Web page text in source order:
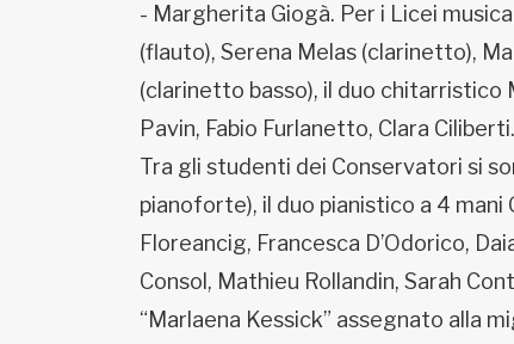
- Margherita Giogà. Per i Licei
(flauto), Serena Melas (clarinetto),
(clarinetto basso), il duo chitarristico
Pavin, Fabio Furlanetto, Clara Ciliberti.
Tra gli studenti dei Conservatori si
pianoforte), il duo pianistico a 4 mani
Floreancig, Francesca D’Odorico,
Consol, Mathieu Rollandin, Sarah
“Marlaena Kessick” assegnato alla